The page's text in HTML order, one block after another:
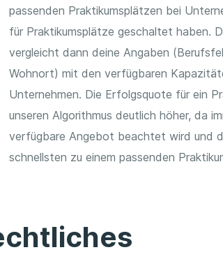
passenden Praktikumsplätzen bei
für Praktikumsplätze geschaltet haben.
vergleicht dann deine Angaben
Wohnort) mit den verfügbaren
Unternehmen. Die Erfolgsquote für ein
unseren Algorithmus deutlich höher, da
verfügbare Angebot beachtet wird und
schnellsten zu einem passenden